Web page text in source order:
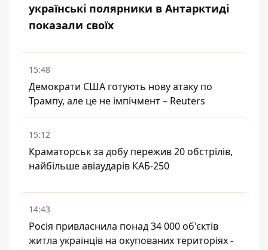
українські полярники в Антарктиді
показали своїх
15:48
Демократи США готують нову атаку по
Трампу, але це не імпічмент – Reuters
15:12
Краматорськ за добу пережив 20 обстрілів,
найбільше авіаударів КАБ-250
14:43
Росія привласнила понад 34 000 об'єктів
житла українців на окупованих територіях -